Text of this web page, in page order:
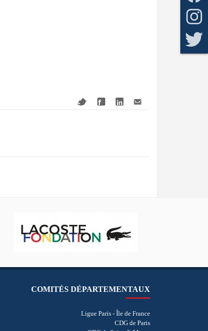
COMITÉS DÉPARTEMENTAUX
Ligue Paris - Île de France
CDG de Paris